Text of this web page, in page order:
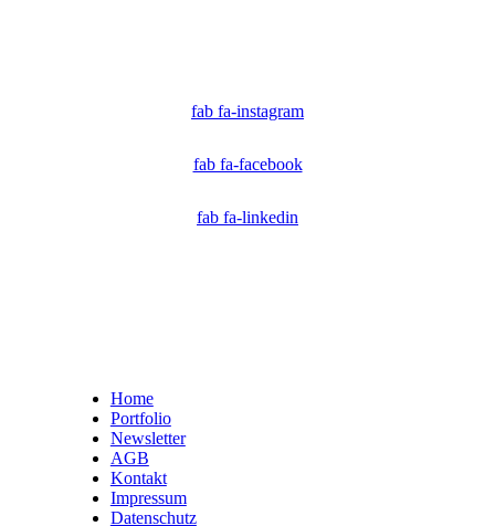
fab fa-instagram
fab fa-facebook
fab fa-linkedin
Home
Portfolio
Newsletter
AGB
Kontakt
Impressum
Datenschutz